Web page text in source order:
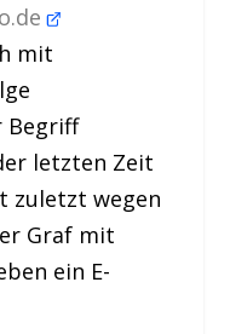
mit
Begriff
letzten Zeit
zuletzt wegen
Graf mit
ein E-